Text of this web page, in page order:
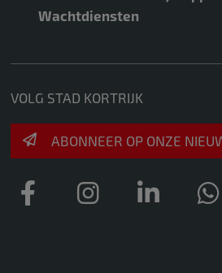
Wachtdiensten
VOLG STAD KORTRIJK
ABONNEER OP ONZE